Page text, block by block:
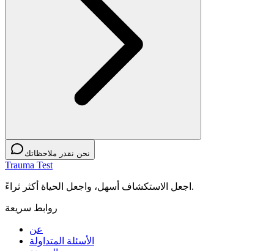
نحن نقدر ملاحظاتك
Trauma Test
اجعل الاستكشاف أسهل، واجعل الحياة أكثر ثراءً.
روابط سريعة
عن
الأسئلة المتداولة